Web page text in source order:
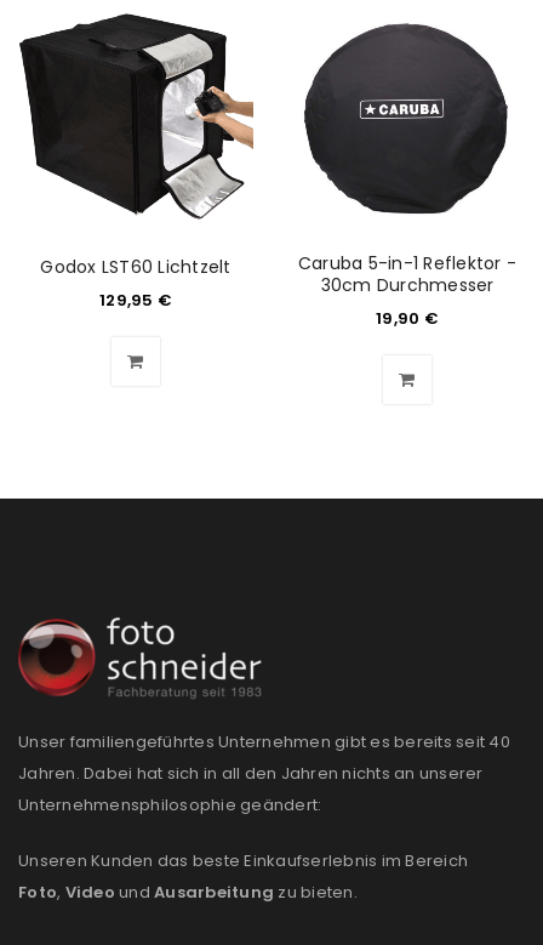
Anmeldeformular geschützt durchWP Captcha
Angemeldet bleiben
ANMELDEN
Please select all the ways you would like to hear from
us
Ja, ich möchte ein Kundenkonto eröffnen und
akzeptiere dieDatenschutzerklärung
Godox LST60 Lichtzelt
129,95 €
Caruba 5-in-1 Reflektor -
30cm Durchmesser
19,90 €
Unser familiengeführtes Unternehmen gibt es bereits seit 40
Jahren. Dabei hat sich in all den Jahren nichts an unserer
Unternehmensphilosophie geändert:
Unseren Kunden das beste Einkaufserlebnis im Bereich
Foto, Video und Ausarbeitung zu bieten.